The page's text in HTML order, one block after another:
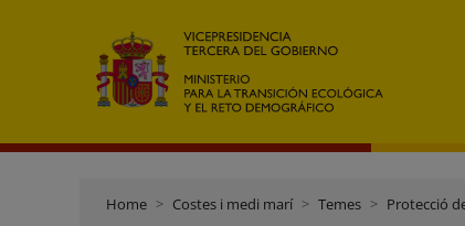
Home Costes i medi marí Temes Protecció